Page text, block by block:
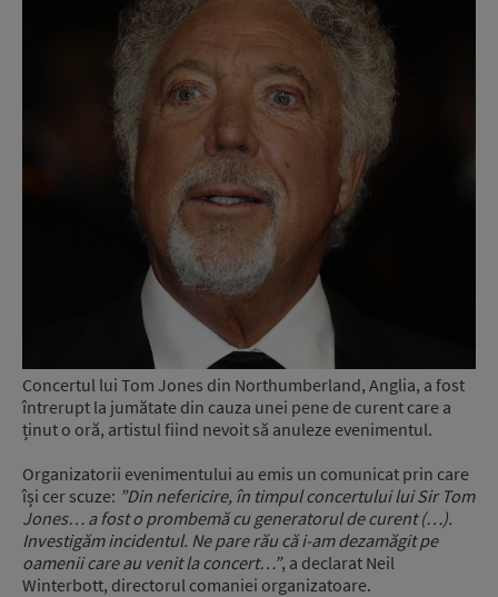
Concertul lui Tom Jones din Northumberland, Anglia, a fost
întrerupt la jumătate din cauza unei pene de curent care a
ținut o oră, artistul fiind nevoit să anuleze evenimentul.
Organizatorii evenimentului au emis un comunicat prin care
își cer scuze: ”Din nefericire, în timpul concertului lui Sir Tom
Jones… a fost o prombemă cu generatorul de curent (…).
Investigăm incidentul. Ne pare rău că i-am dezamăgit pe
oamenii care au venit la concert…”, a declarat Neil
Winterbott, directorul comaniei organizatoare.